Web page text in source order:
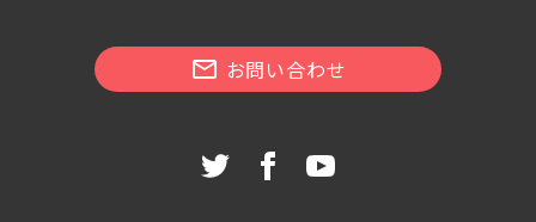
お問い合わせ